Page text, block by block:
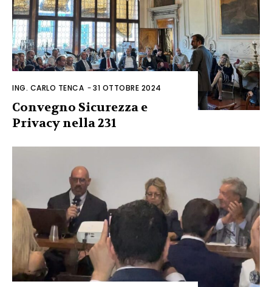
ING. CARLO TENCA -31 OTTOBRE 2024
Convegno Sicurezza e
Privacy nella 231